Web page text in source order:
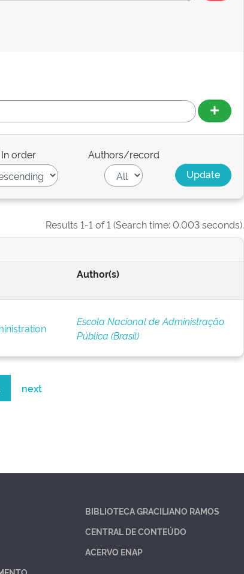
In order Authors/record
Results 1-1 of 1 (Search time: 0.003 seconds).
Author(s)
Escola Nacional de Administração
Pública (Brasil)
next
BIBLIOTECA GRACILIANO RAMOS
CENTRAL DE CONTEÚDO
ACERVO ENAP